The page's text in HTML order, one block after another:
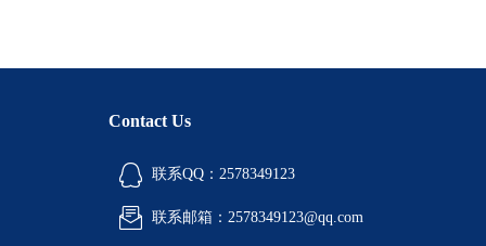
Contact Us
联系QQ：2578349123
联系邮箱：2578349123@qq.com